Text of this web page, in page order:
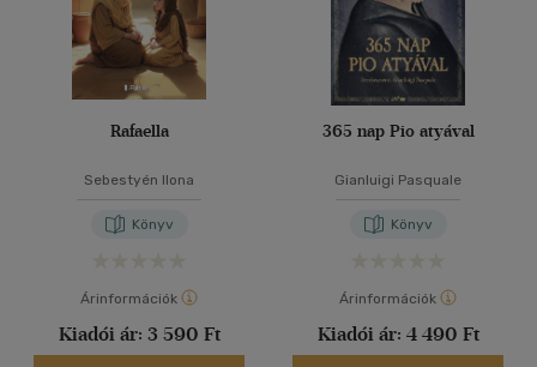
Rafaella
Sebestyén Ilona
Könyv
Árinformációk
Kiadói ár: 3 590 Ft
365 nap Pio atyával
Gianluigi Pasquale
Könyv
Árinformációk
Kiadói ár: 4 490 Ft